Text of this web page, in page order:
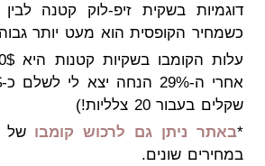
דוגמיות בשקית זיפ-לוק קטנה לבין
כשמחיר הקופסית הוא מעט יותר גבוה.
שקלים בעבור 20 צלליות!)
באתר ניתן גם לרכוש קומבו
במחירים שונים.